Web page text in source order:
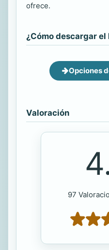
ofrece.
¿Cómo descargar el
Opciones
Valoración
97